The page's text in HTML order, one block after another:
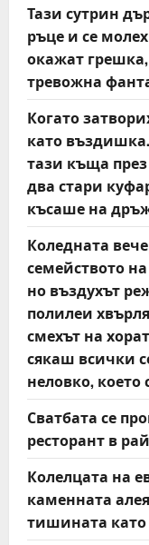
Тази сутрин
ръце и се
окажат
тревожна
Когато
като
тази къща
два стари
късаше на
Коледната
семейството
но въздухът
полилеи
смехът на
сякаш всички
неловко,
Сватбата се
ресторант в
Колелцата на
каменната
тишината